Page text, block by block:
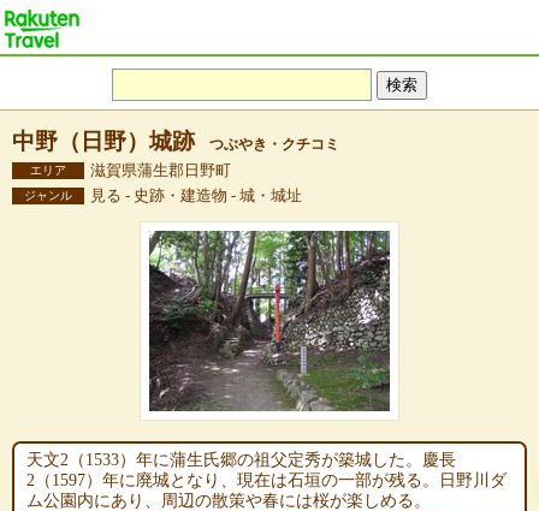
中野（日野）城跡 つぶやき・クチコミ
エリア 滋賀県蒲生郡日野町
ジャンル 見る - 史跡・建造物 - 城・城址
天文2（1533）年に蒲生氏郷の祖父定秀が築城した。慶長
2（1597）年に廃城となり、現在は石垣の一部が残る。日野川ダ
ム公園内にあり、周辺の散策や春には桜が楽しめる。